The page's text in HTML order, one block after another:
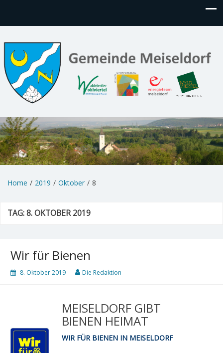
Home 2019 Oktober 8
TAG:8. OKTOBER 2019
Wir für Bienen
8. Oktober 2019 Die Redaktion
MEISELDORF GIBT
BIENEN HEIMAT
WIR FÜR BIENEN IN MEISELDORF